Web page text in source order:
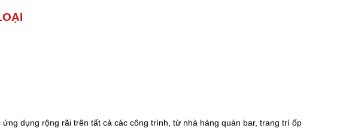
dụng rộng rãi trên tất cả các công trình, từ nhà hàng quán bar, trang trí ốp